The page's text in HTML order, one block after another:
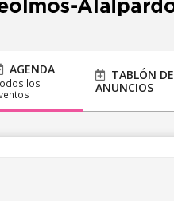
AGENDA
los
TABLÓN DE
ANUNCIOS